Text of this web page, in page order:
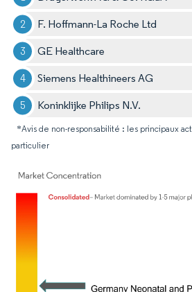
F. Hoffmann-La Roche Ltd
GE Healthcare
Siemens Healthineers AG
Koninklijke Philips N.V.
*Avis de non-responsabilité : les principaux
particulier